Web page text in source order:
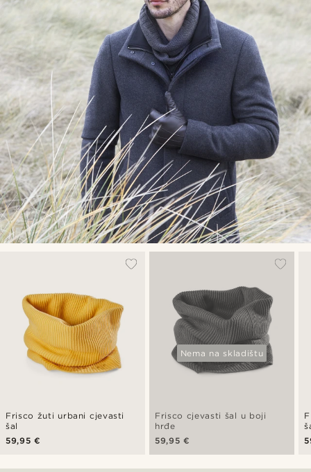
Frisco žuti urbani cjevasti
šal
59,95 €
Nema na skladištu
Frisco cjevasti šal u boji
hrđe
59,95 €